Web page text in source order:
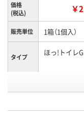
価格
(税込)
￥
販売単位 1箱（1個入）
タイプ ほっ!トイレG